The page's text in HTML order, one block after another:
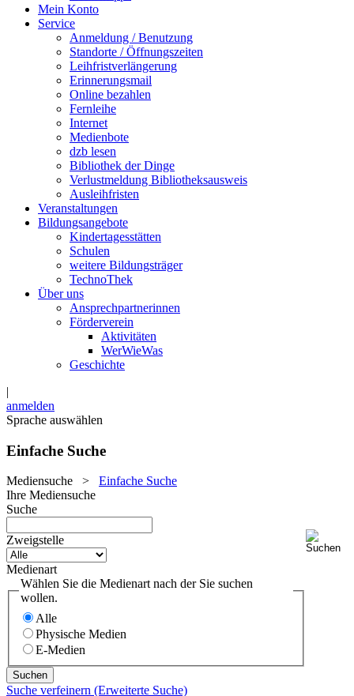
Mein Konto
Service
Anmeldung / Benutzung
Standorte / Öffnungszeiten
Leihfristverlängerung
Erinnerungsmail
Online bezahlen
Fernleihe
Internet
Medienbote
dzb lesen
Bibliothek der Dinge
Verlustmeldung Bibliotheksausweis
Ausleihfristen
Veranstaltungen
Bildungsangebote
Kindertagesstätten
Schulen
weitere Bildungsträger
TechnoThek
Über uns
Ansprechpartnerinnen
Förderverein
Aktivitäten
WerWieWas
Geschichte
|
anmelden
Sprache auswählen
Einfache Suche
Mediensuche > Einfache Suche
Ihre Mediensuche
Suche
Zweigstelle
Medienart
Wählen Sie die Medienart nach der Sie suchen
wollen.
Alle
Physische Medien
E-Medien
Suche verfeinern (Erweiterte Suche)